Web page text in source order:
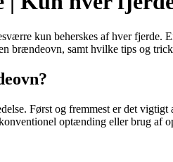
kun beherskes af hver
brændeovn, samt hvilke tips og
Først og fremmest er det
optænding eller brug